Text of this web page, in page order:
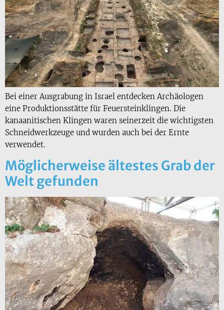
Bei einer Ausgrabung in Israel entdecken Archäologen
eine Produktionsstätte für Feuersteinklingen. Die
kanaanitischen Klingen waren seinerzeit die wichtigsten
Schneidwerkzeuge und wurden auch bei der Ernte
verwendet.
Möglicherweise ältestes Grab der
Welt gefunden